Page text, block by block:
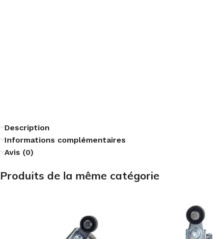
Description
Informations complémentaires
Avis (0)
Produits de la même catégorie